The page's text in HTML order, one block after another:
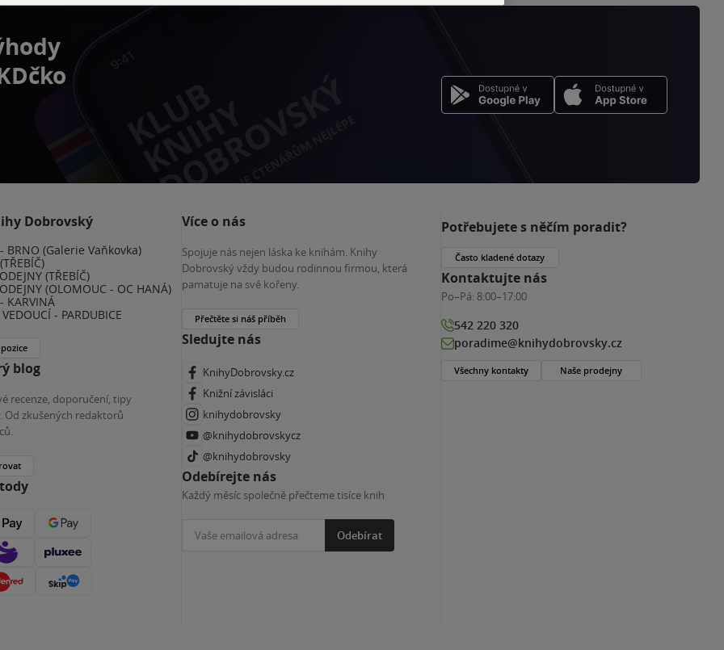
Dobrovský
BRNO (Galerie Vaňkovka)
(TŘEBÍČ)
(OLOMOUC - OC HANÁ)
KARVINÁ
- PARDUBICE
blog
recenze, doporučení, tipy
Od zkušených redaktorů
Více o nás
Spojuje nás nejen láska ke knihám. Knihy
Dobrovský vždy budou rodinnou firmou, která
pamatuje na své kořeny.
Přečtěte si náš příběh
Sledujte nás
KnihyDobrovsky.cz
Knižní závisláci
knihydobrovsky
@knihydobrovskycz
@knihydobrovsky
Odebírejte nás
Každý měsíc společně přečteme tisíce knih
Odebírat
Potřebujete s něčím poradit?
Často kladené dotazy
Kontaktujte nás
Po–Pá: 8:00–17:00
542 220 320
poradime@knihydobrovsky.cz
Všechny kontakty Naše prodejny